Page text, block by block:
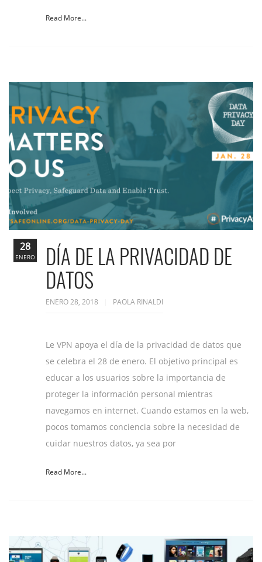
Read More...
DÍA DE LA PRIVACIDAD DE
DATOS
ENERO 28, 2018 PAOLA RINALDI
Le VPN apoya el día de la privacidad de datos que
se celebra el 28 de enero. El objetivo principal es
educar a los usuarios sobre la importancia de
proteger la información personal mientras
navegamos en internet. Cuando estamos en la web,
pocos tomamos conciencia sobre la necesidad de
cuidar nuestros datos, ya sea por
Read More...
28
ENERO